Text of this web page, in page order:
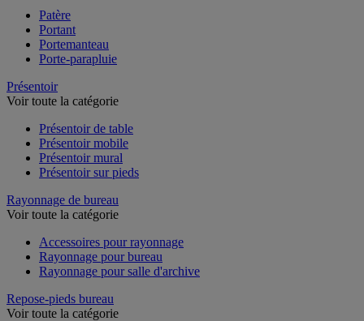
Patère
Portant
Portemanteau
Porte-parapluie
Présentoir
Voir toute la catégorie
Présentoir de table
Présentoir mobile
Présentoir mural
Présentoir sur pieds
Rayonnage de bureau
Voir toute la catégorie
Accessoires pour rayonnage
Rayonnage pour bureau
Rayonnage pour salle d'archive
Repose-pieds bureau
Voir toute la catégorie